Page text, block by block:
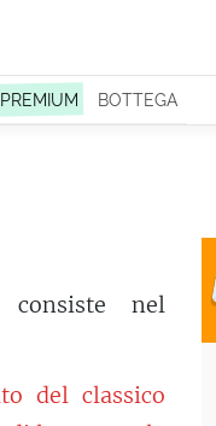
PREMIUM BOTTEGA
consiste nel
del classico